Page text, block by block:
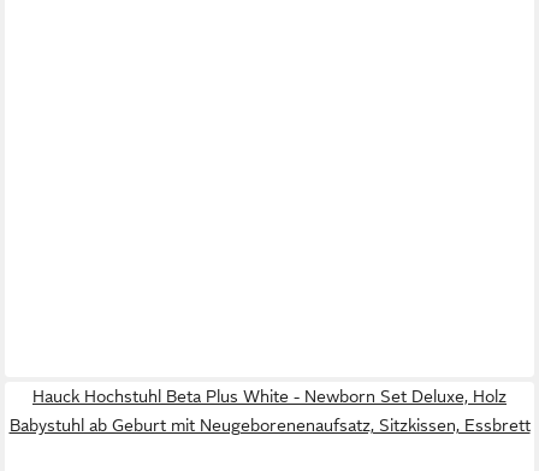
Hauck Hochstuhl Beta Plus White - Newborn Set Deluxe, Holz
Babystuhl ab Geburt mit Neugeborenenaufsatz, Sitzkissen, Essbrett